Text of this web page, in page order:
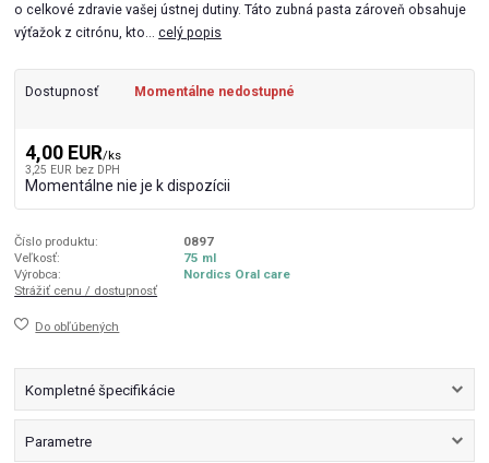
o celkové zdravie vašej ústnej dutiny. Táto zubná pasta zároveň obsahuje
výťažok z citrónu, kto...celý popis
Dostupnosť Momentálne nedostupné
4,00 EUR/ks
3,25 EUR bez DPH
Momentálne nie je k dispozícii
Číslo produktu:
0897
Veľkosť:
75 ml
Výrobca:
Nordics Oral care
Strážiť cenu / dostupnosť
Do obľúbených
Kompletné špecifikácie
Parametre